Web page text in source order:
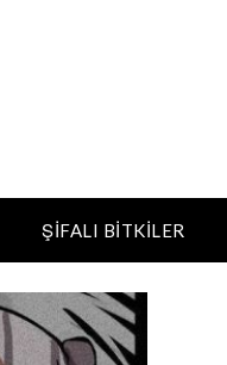
ŞIFALI BITKILER